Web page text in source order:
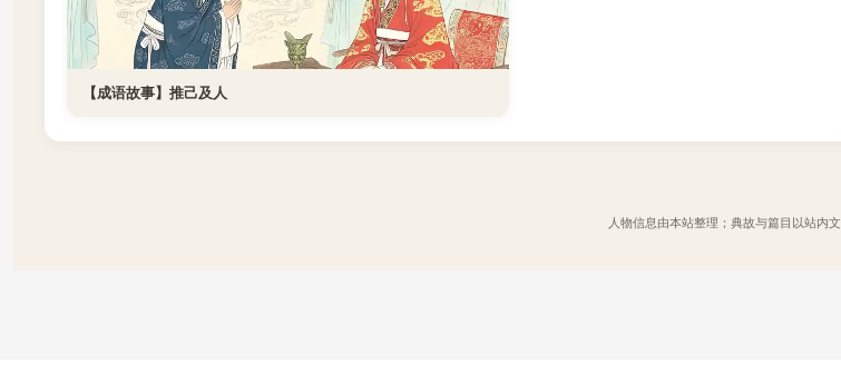
【成语故事】推己及人
人物信息由本站整理；典故与篇目以站内文